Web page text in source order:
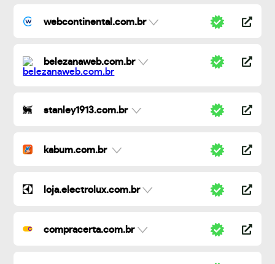
webcontinental.com.br
belezanaweb.com.br
stanley1913.com.br
kabum.com.br
loja.electrolux.com.br
compracerta.com.br